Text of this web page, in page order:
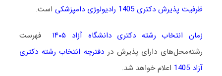
ظرفیت پذیرش دکتری 1405 رادیولوژی دامپزشکی
است.
زمان انتخاب رشته دکتری دانشگاه آزاد ۱۴۰۵
فهرست
رشته‌محل‌های دارای پذیرش در دفترچه انتخاب رشته دکتری
آزاد 1405
اعلام خواهد شد.